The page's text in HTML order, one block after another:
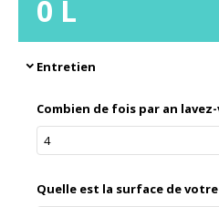
0 L
expand_more Entretien
Combien de fois par an
Quelle est la surface de